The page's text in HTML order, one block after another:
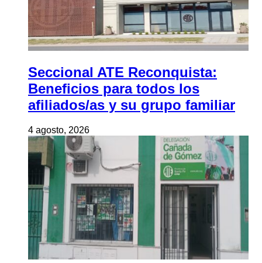
Seccional ATE Reconquista:
Beneficios para todos los
afiliados/as y su grupo familiar
4 agosto, 2026